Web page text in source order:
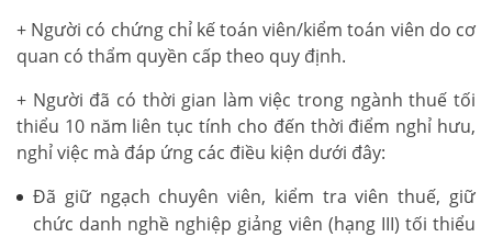
+ Người có chứng chỉ kế toán viên/kiểm toán viên do cơ
quan có thẩm quyền cấp theo quy định.
+ Người đã có thời gian làm việc trong ngành thuế tối
thiểu 10 năm liên tục tính cho đến thời điểm nghỉ hưu,
nghỉ việc mà đáp ứng các điều kiện dưới đây:
Đã giữ ngạch chuyên viên, kiểm tra viên thuế, giữ
chức danh nghề nghiệp giảng viên (hạng III) tối thiểu